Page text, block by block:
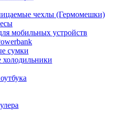
чехлы (Гермомешки)
мобильных устройств
сумки